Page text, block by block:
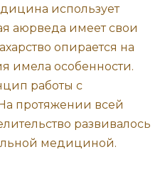
использует
аюрведа имеет свои
опирается на
имела особенности.
работы с
протяжении всей
развивалось
медициной.